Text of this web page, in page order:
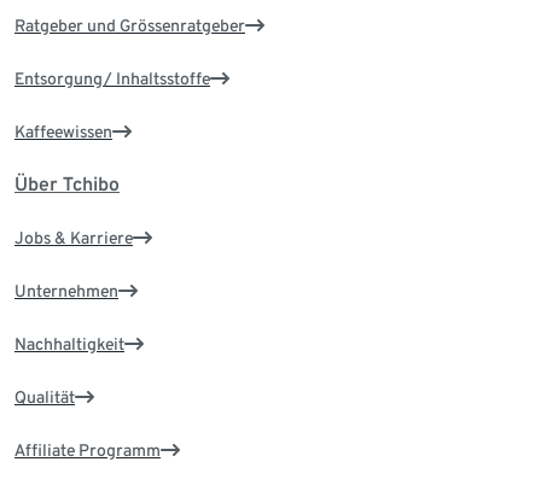
Ratgeber und Grössenratgeber
Entsorgung/ Inhaltsstoffe
Kaffeewissen
Über Tchibo
Jobs & Karriere
Unternehmen
Nachhaltigkeit
Qualität
Affiliate Programm